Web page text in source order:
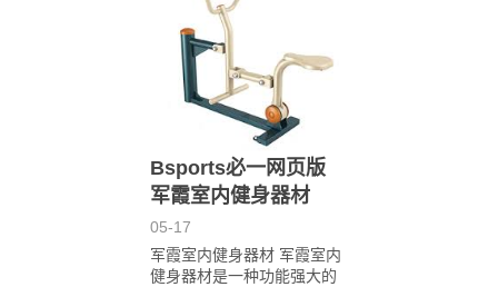
Bsports必一网页版
军霞室内健身器材
05-17
军霞室内健身器材 军霞室内
健身器材是一种功能强大的